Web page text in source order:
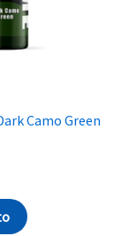
Camo Green